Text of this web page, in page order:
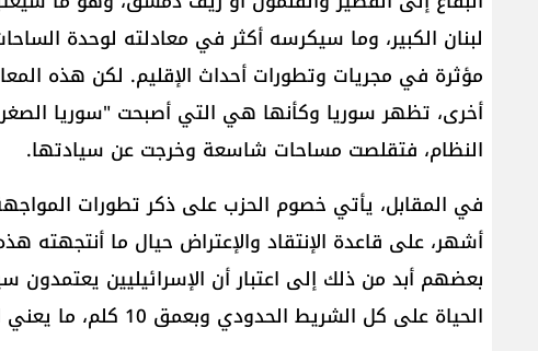
لبنان الكبير، وما سيكرسه أكثر في معادلته لوحدة
مؤثرة في مجريات وتطورات أحداث الإقليم. لكن هذه
أخرى، تظهر سوريا وكأنها هي التي أصبحت "سوريا
النظام، فتقلصت مساحات شاسعة وخرجت عن سيادتها.
في المقابل، يأتي خصوم الحزب على ذكر تطورات
أشهر، على قاعدة الإنتقاد والإعتراض حيال ما أنتجهته
بعضهم أبد من ذلك إلى اعتبار أن الإسرائيليين يعتمدون
الحياة على كل الشريط الحدودي وبعمق 10 كلم، ما يعني العودة إلى لبنان الأصغر.